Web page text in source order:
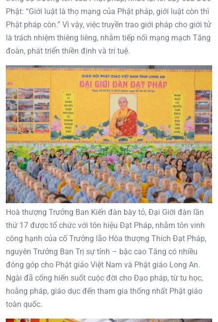
Phật: “Giới luật là thọ mạng của Phật pháp, giới luật còn thì
Phật pháp còn.” Vì vậy, việc truyền trao giới pháp cho giới tử
là trách nhiệm thiêng liêng, nhằm tiếp nối mạng mạch Tăng
đoàn, phát triển thiền định và trí tuệ.
Hoà thượng Trưởng Ban Kiến đàn bày tỏ, Đại Giới đàn lần
thứ 17 được tổ chức với tôn hiệu Đạt Pháp, nhằm tôn vinh
công hạnh của cố Trưởng lão Hòa thượng Thích Đạt Pháp,
nguyên Trưởng Ban Trị sự tỉnh – bậc cao Tăng có nhiều
đóng góp cho Phật giáo Việt Nam và Phật giáo Long An.
Ngài đã cống hiến suốt cuộc đời cho Đạo pháp, từ tu học,
hoằng pháp, giáo dục đến tham gia thống nhất Phật giáo
toàn quốc.